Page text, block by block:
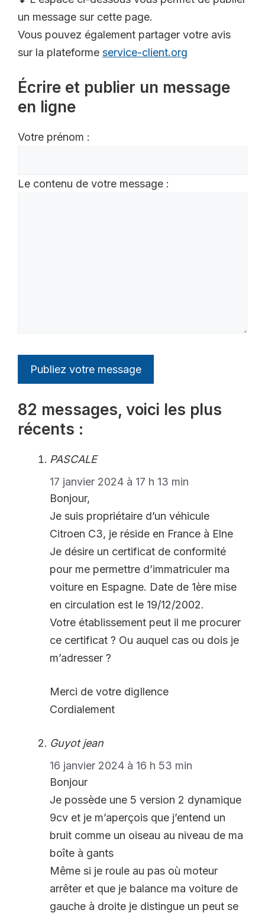
un message sur cette page.
Vous pouvez également partager votre avis
sur la plateforme service-client.org
Écrire et publier un message
en ligne
Votre prénom :
Le contenu de votre message :
82 messages, voici les plus
récents :
PASCALE
17 janvier 2024 à 17 h 13 min
Bonjour,
Je suis propriétaire d’un véhicule
Citroen C3, je réside en France à Elne
Je désire un certificat de conformité
pour me permettre d’immatriculer ma
voiture en Espagne. Date de 1ère mise
en circulation est le 19/12/2002.
Votre établissement peut il me procurer
ce certificat ? Ou auquel cas ou dois je
m’adresser ?
Merci de votre digIlence
Cordialement
Guyot jean
16 janvier 2024 à 16 h 53 min
Bonjour
Je possède une 5 version 2 dynamique
9cv et je m’aperçois que j’entend un
bruit comme un oiseau au niveau de ma
boîte à gants
Même si je roule au pas où moteur
arrêter et que je balance ma voiture de
gauche à droite je distingue un peut se